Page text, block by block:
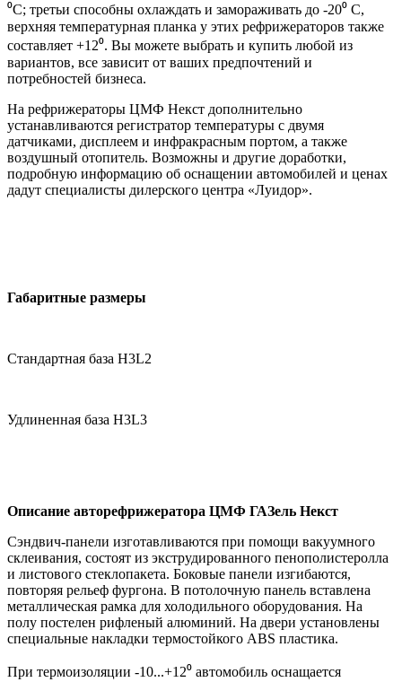
⁰С; третьи способны охлаждать и замораживать до -20⁰ С,
верхняя температурная планка у этих рефрижераторов также
составляет +12⁰. Вы можете выбрать и купить любой из
вариантов, все зависит от ваших предпочтений и
потребностей бизнеса.
На рефрижераторы ЦМФ Некст дополнительно
устанавливаются регистратор температуры с двумя
датчиками, дисплеем и инфракрасным портом, а также
воздушный отопитель. Возможны и другие доработки,
подробную информацию об оснащении автомобилей и ценах
дадут специалисты дилерского центра «Луидор».
Габаритные размеры
Стандартная база H3L2
Удлиненная база H3L3
Описание авторефрижератора ЦМФ ГАЗель Некст
Сэндвич-панели изготавливаются при помощи вакуумного
склеивания, состоят из экструдированного пенополистеролла
и листового стеклопакета. Боковые панели изгибаются,
повторяя рельеф фургона. В потолочную панель вставлена
металлическая рамка для холодильного оборудования. На
полу постелен рифленый алюминий. На двери установлены
специальные накладки термостойкого ABS пластика.
При термоизоляции -10...+12⁰ автомобиль оснащается